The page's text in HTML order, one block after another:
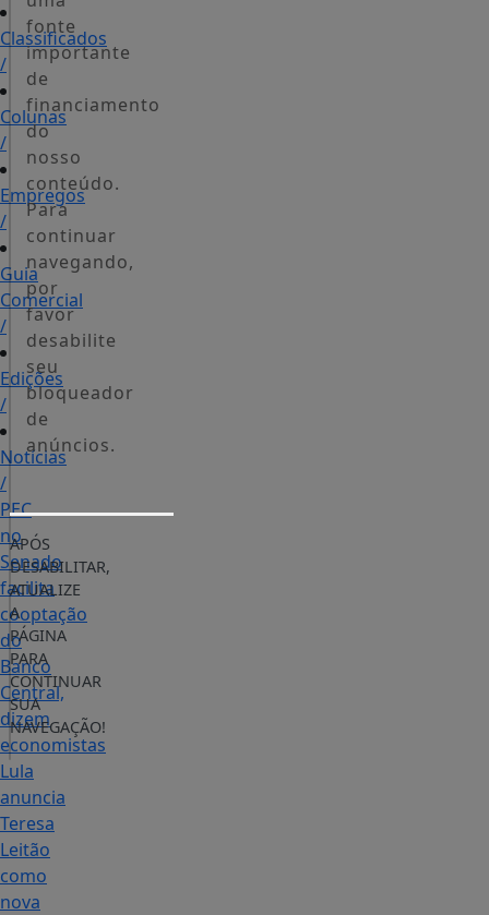
Classificados
/
Colunas
/
Empregos
/
Guia
Comercial
/
Edições
/
Notícias
/
PEC
no
Senado
facilita
cooptação
do
Banco
Central,
dizem
economistas
Lula
anuncia
Teresa
Leitão
como
nova
fonte
importante
de
financiamento
do
nosso
conteúdo.
Para
continuar
navegando,
por
favor
desabilite
seu
bloqueador
de
anúncios.
APÓS
DESABILITAR,
ATUALIZE
A
PÁGINA
PARA
CONTINUAR
SUA
NAVEGAÇÃO!